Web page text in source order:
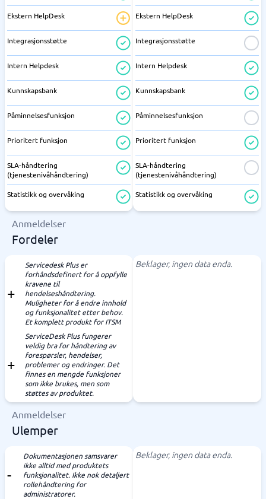
Ekstern HelpDesk
Integrasjonsstøtte
Intern Helpdesk
Kunnskapsbank
Påminnelsesfunksjon
Prioritert funksjon
SLA-håndtering
(tjenestenivåhåndtering)
Statistikk og overvåking
Ekstern HelpDesk
Integrasjonsstøtte
Intern Helpdesk
Kunnskapsbank
Påminnelsesfunksjon
Prioritert funksjon
SLA-håndtering
(tjenestenivåhåndtering)
Statistikk og overvåking
Anmeldelser
Fordeler
Servicedesk Plus er
forhåndsdefinert for å oppfylle
kravene til
hendelseshåndtering.
Muligheter for å endre innhold
og funksjonalitet etter behov.
Et komplett produkt for ITSM
ServiceDesk Plus fungerer
veldig bra for håndtering av
forespørsler, hendelser,
problemer og endringer. Det
finnes en mengde funksjoner
som ikke brukes, men som
støttes av produktet.
Beklager, ingen data enda.
Anmeldelser
Ulemper
Dokumentasjonen samsvarer
ikke alltid med produktets
funksjonalitet. Ikke nok detaljert
rollehåndtering for
administratorer.
Beklager, ingen data enda.